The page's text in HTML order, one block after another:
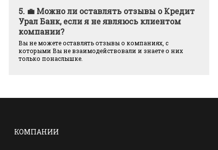
5. 💼 Можно ли оставлять отзывы о Кредит
Урал Банк, если я не являюсь клиентом
компании?
Вы не можете оставлять отзывы о компаниях, с
которыми Вы не взаимодействовали и знаете о них
только понаслышке.
КОМПАНИИ